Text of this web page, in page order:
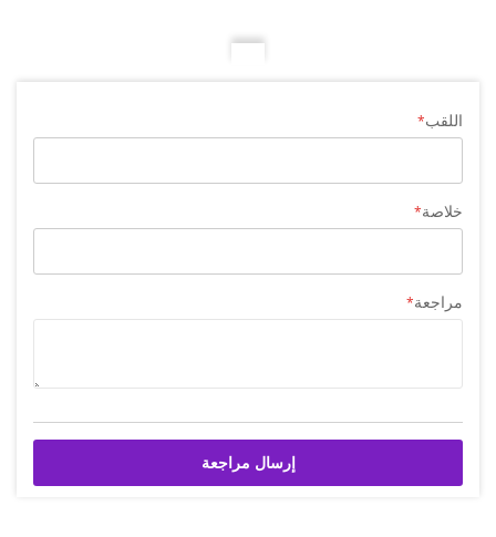
اللقب
خلاصة
مراجعة
إرسال مراجعة